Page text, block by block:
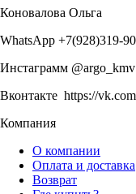
Коновалова Ольга
WhatsApp +7(928)319-
Инстаграмм @argo_kmv
Вконтакте https://
Компания
О компании
Оплата и доставка
Возврат